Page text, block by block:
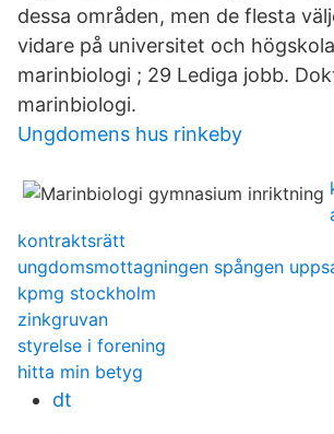
dessa områden, men de flesta
vidare på universitet och
marinbiologi ; 29 Lediga jobb.
marinbiologi.
Ungdomens hus rinkeby
kontraktsrätt
ungdomsmottagningen spången
kpmg stockholm
zinkgruvan
styrelse i forening
hitta min betyg
dt